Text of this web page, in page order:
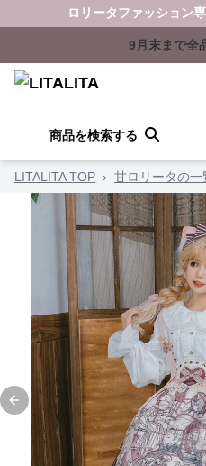
ロリータファッション
9月末まで全
商品を検索する
LITALITA TOP › 甘ロリータの一
Previous slide